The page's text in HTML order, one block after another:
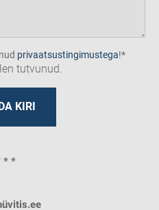
privaatsustingimustega!
tutvunud.
* *